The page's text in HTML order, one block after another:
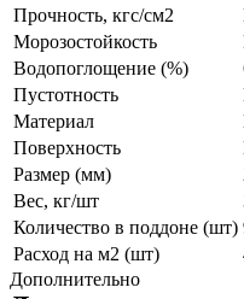
Прочность, кгс/см2
Морозостойкость
Водопоглощение (%)
Пустотность
Материал
Поверхность
Размер (мм)
Вес, кг/шт
Количество в поддоне (шт)
Расход на м2 (шт)
Дополнительно